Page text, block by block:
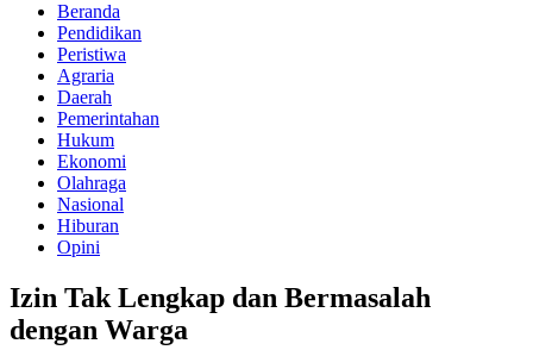
Beranda
Pendidikan
Peristiwa
Agraria
Daerah
Pemerintahan
Hukum
Ekonomi
Olahraga
Nasional
Hiburan
Opini
Izin Tak Lengkap dan Bermasalah
dengan Warga